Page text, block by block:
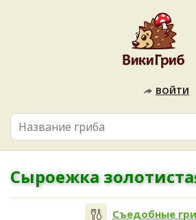
ВОЙТИ
Сыроежка
Съедобные